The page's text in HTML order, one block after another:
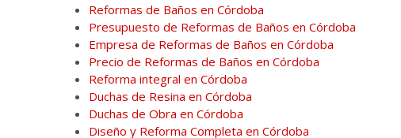
Reformas de Baños en Córdoba
Presupuesto de Reformas de Baños en Córdoba
Empresa de Reformas de Baños en Córdoba
Precio de Reformas de Baños en Córdoba
Reforma integral en Córdoba
Duchas de Resina en Córdoba
Duchas de Obra en Córdoba
Diseño y Reforma Completa en Córdoba